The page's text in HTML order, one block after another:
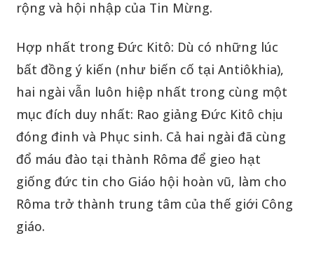
rộng và hội nhập của Tin Mừng.
Hợp nhất trong Đức Kitô: Dù có những lúc
bất đồng ý kiến (như biến cố tại Antiôkhia),
hai ngài vẫn luôn hiệp nhất trong cùng một
mục đích duy nhất: Rao giảng Đức Kitô chịu
đóng đinh và Phục sinh. Cả hai ngài đã cùng
đổ máu đào tại thành Rôma để gieo hạt
giống đức tin cho Giáo hội hoàn vũ, làm cho
Rôma trở thành trung tâm của thế giới Công
giáo.